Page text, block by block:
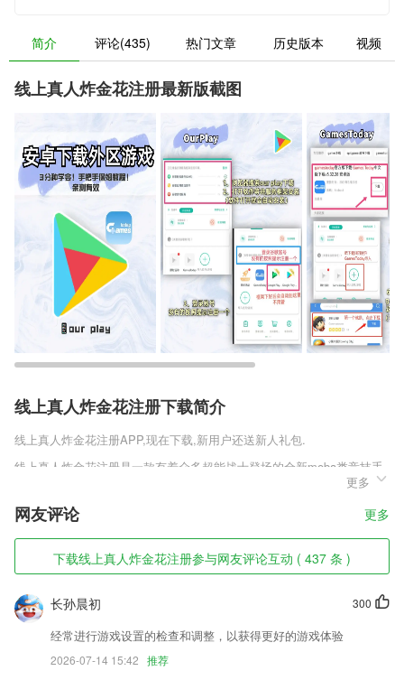
简介 评论(435) 热门文章 历史版本 视频
线上真人炸金花注册最新版截图
线上真人炸金花注册下载简介
线上真人炸金花注册APP,现在下载,新用户还送新人礼包.
线上真人炸金花注册是一款有着众多超能战士登场的全新moba类竞技手
机游戏，大量的英雄随意选择，线上的对抗和打野的游走将会成为战局的
关键。更多全新的武器有着不同的作用，这些武器将会为英雄带来更多加
成。多张原创的作战地图和玩法，这些将会为玩家带来更加新颖的moba
玩法。
线上真人炸金花注册软件特色
1,【设置假密码】
2,多种经典布局，快速套用，拼图如此轻松；边框样式和粗细、背景图片
都能随时调整。
3,提供待我整改和待我复检版块，让用户能够清晰看到各种待办事项内
更多
网友评论 更多
下载线上真人炸金花注册参与网友评论互动 ( 437 条 )
300
长孙晨初
经常进行游戏设置的检查和调整，以获得更好的游戏体验
2026-07-14 15:42 推荐